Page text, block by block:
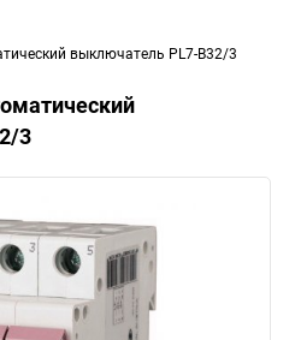
выключатель PL7-B32/3
3